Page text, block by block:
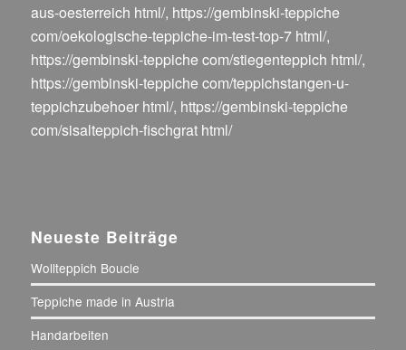
aus-oesterreich html/, https://gembinski-teppiche
com/oekologische-teppiche-im-test-top-7 html/,
https://gembinski-teppiche com/stiegenteppich html/,
https://gembinski-teppiche com/teppichstangen-u-
teppichzubehoer html/, https://gembinski-teppiche
com/sisalteppich-fischgrat html/
Neueste Beiträge
Wollteppich Boucle
Teppiche made in Austria
Handarbeiten